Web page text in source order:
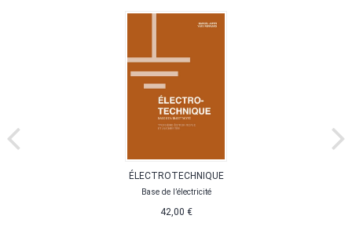
ÉLECTROTECHNIQUE
Base de l’électricité
42,00 €